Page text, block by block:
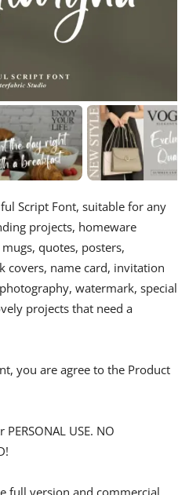
Script Font, suitable for any
projects, homeware
quotes, posters,
covers, name card, invitation
watermark, special
projects that need a
you are agree to the Product
USE. NO